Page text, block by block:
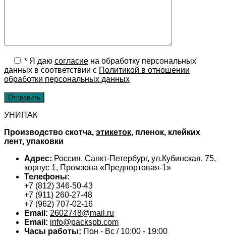
* Я даю cогласие на обработку персональных
данных в соответствии с Политикой в отношении
обработки персональных данных
УНИПАК
Производство скотча, этикеток, пленок, клейких
лент, упаковки
Адрес: Россия, Санкт-Петербург, ул.Кубинская, 75,
корпус 1, Промзона «Предпортовая-1»
Телефоны:
+7 (812) 346-50-43
+7 (911) 260-27-48
+7 (962) 707-02-16
Email: 2602748@mail.ru
Email: info@packspb.com
Часы работы: Пон - Вс / 10:00 - 19:00